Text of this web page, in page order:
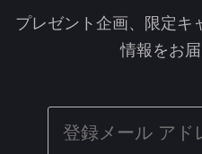
プレゼント企画、限定キ
情報をお届